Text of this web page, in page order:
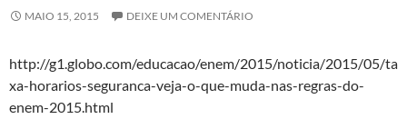
MAIO 15, 2015 DEIXE UM COMENTÁRIO
http://g1.globo.com/educacao/enem/2015/noticia/2015/05/ta
xa-horarios-seguranca-veja-o-que-muda-nas-regras-do-
enem-2015.html